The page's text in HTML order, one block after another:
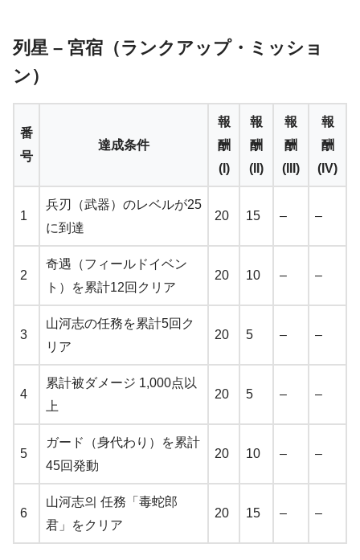
列星 – 宮宿（ランクアップ・ミッショ
ン）
番
号
達成条件
報
酬
(I)
報
酬
(II)
報
酬
(III)
報
酬
(IV)
1
兵刃（武器）のレベルが25
に到達
20 15 – –
2
奇遇（フィールドイベン
ト）を累計12回クリア
20 10 – –
3
山河志の任務を累計5回ク
リア
20 5 – –
4
累計被ダメージ 1,000点以
上
20 5 – –
5
ガード（身代わり）を累計
45回発動
20 10 – –
6
山河志의 任務「毒蛇郎
君」をクリア
20 15 – –